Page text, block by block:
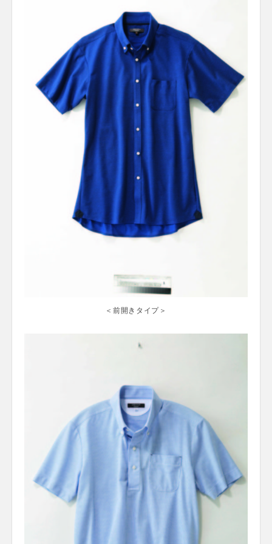
＜前開きタイプ＞